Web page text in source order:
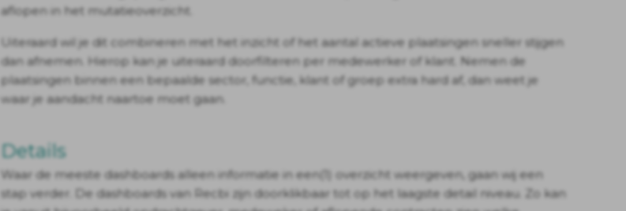
aflopen in het mutatieoverzicht.
Uiteraard wil je dit combineren met het inzicht of het aantal actieve plaatsingen sneller stijgen
dan afnemen. Hierop kan je uiteraard doorfilteren per medewerker of klant. Nemen de
plaatsingen binnen een bepaalde sector, functie, klant of groep extra hard af, dan weet je
waar je aandacht naartoe moet gaan.
Details
Waar de meeste dashboards alleen informatie in een(1) overzicht weergeven, gaan wij een
stap verder. De dashboards van Recbi zijn doorklikbaar tot op het laagste detail niveau. Zo kan